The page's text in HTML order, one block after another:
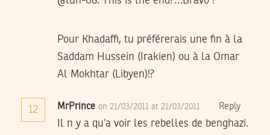
Pour Khadaffi, tu préférerais une fin à la
Saddam Hussein (Irakien) ou à la Omar
Al Mokhtar (Libyen)!?
12 MrPrince on 21/03/2011 at 21/03/2011 Reply
Il n y a qu’a voir les rebelles de benghazi.